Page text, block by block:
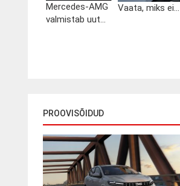
Mercedes-AMG
valmistab uut...
Vaata, miks ei...
PROOVISÕIDUD